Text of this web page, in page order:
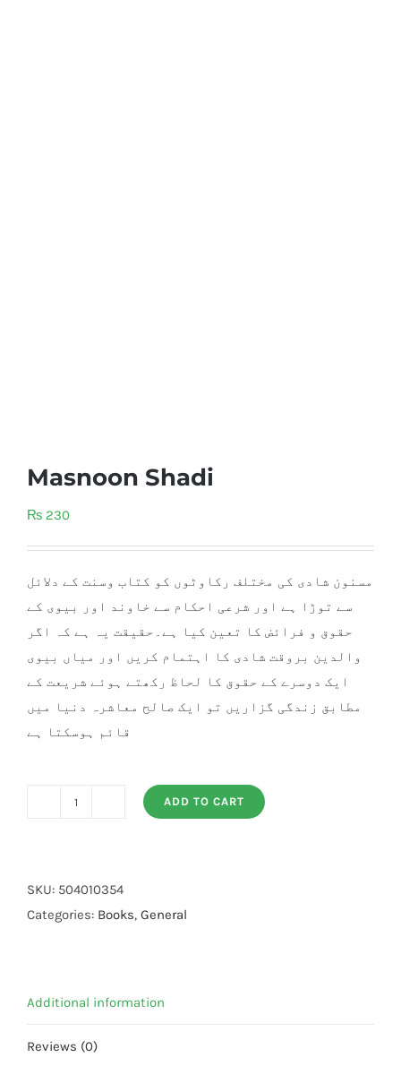
Masnoon Shadi
₨ 230
مسنون شادی کی مختلف رکاوٹوں کو کتاب وسنت کے دلائل
سے توڑا ہے اور شرعی احکام سے خاوند اور بیوی کے
حقوق و فرائض کا تعین کیا ہے۔حقیقت یہ ہے کہ اگر
والدین بروقت شادی کا اہتمام کریں اور میاں بیوی
ایک دوسرے کے حقوق کا لحاظ رکھتے ہوئے شریعت کے
مطابق زندگی گزاریں تو ایک صالح معاشرہ دنیا میں
قائم ہوسکتا ہے
ADD TO CART
SKU: 504010354
Categories: Books, General
Additional information
Reviews (0)